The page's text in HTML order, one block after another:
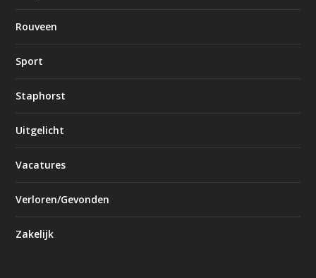
Rouveen
Sport
Staphorst
Uitgelicht
Vacatures
Verloren/Gevonden
Zakelijk